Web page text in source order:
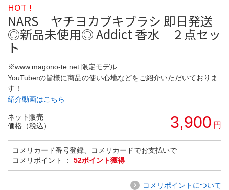
HOT !
NARS ヤチヨカブキブラシ 即日発送
◎新品未使用◎ Addict 香水 ２点セッ
ト
※www.magono-te.net 限定モデル
YouTuberの皆様に商品の使い心地などをご紹介いただいておりま
す！
紹介動画はこちら
ネット販売
価格（税込）
3,900 円
コメリカード番号登録、コメリカードでお支払いで
コメリポイント ： 52ポイント獲得
コメリポイントについて